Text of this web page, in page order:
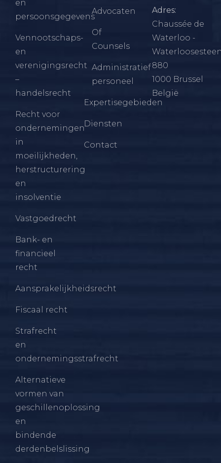
en
persoonsgegevens
Vennootschaps-
en
verenigingsrecht
–
handelsrecht
Recht voor
ondernemingen
in
moeilijkheden,
herstructurering
en
insolventie
Vastgoedrecht
Bank- en
financieel
recht
Aansprakelijkheidsrecht
Fiscaal recht
Strafrecht
en
ondernemingsstrafrecht
Alternatieve
vormen van
geschillenoplossing
en
bindende
derdenbelslissing
Advocaten
Of
Counsels
Administratief
personeel
Expertisegebieden
Diensten
Contact
Adres:
Chaussée de
Waterloo -
880
1000 Brussel
België